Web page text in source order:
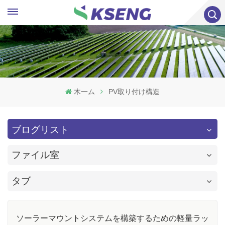
木一ム PV取り付け構造
ブログリスト
ファイル室
タブ
ソーラーマウントシステムを構築するための軽量ラッ